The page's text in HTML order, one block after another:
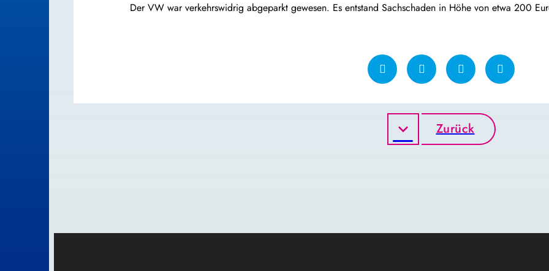
Der VW war verkehrswidrig abgeparkt gewesen. Es entstand Sachschaden in Höhe von etwa 200
Zurück